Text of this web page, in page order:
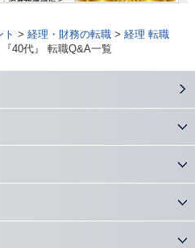
> 経理・財務の転職> 経理 転職
40代』 転職Q&A一覧